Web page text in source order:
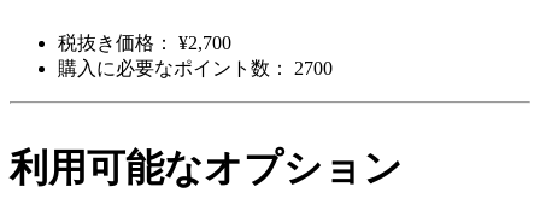
税抜き価格： ¥2,700
購入に必要なポイント数： 2700
利用可能なオプション